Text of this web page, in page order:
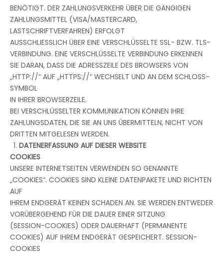
BENÖTIGT. DER ZAHLUNGSVERKEHR ÜBER DIE GÄNGIGEN
ZAHLUNGSMITTEL (VISA/MASTERCARD,
LASTSCHRIFTVERFAHREN) ERFOLGT
AUSSCHLIESSLICH ÜBER EINE VERSCHLÜSSELTE SSL- BZW. TLS-
VERBINDUNG. EINE VERSCHLÜSSELTE VERBINDUNG ERKENNEN
SIE DARAN, DASS DIE ADRESSZEILE DES BROWSERS VON
„HTTP://“ AUF „HTTPS://“ WECHSELT UND AN DEM SCHLOSS-
SYMBOL
IN IHRER BROWSERZEILE.
BEI VERSCHLÜSSELTER KOMMUNIKATION KÖNNEN IHRE
ZAHLUNGSDATEN, DIE SIE AN UNS ÜBERMITTELN, NICHT VON
DRITTEN MITGELESEN WERDEN.
DATENERFASSUNG AUF DIESER WEBSITE
COOKIES
UNSERE INTERNETSEITEN VERWENDEN SO GENANNTE
„COOKIES“. COOKIES SIND KLEINE DATENPAKETE UND RICHTEN
AUF
IHREM ENDGERÄT KEINEN SCHADEN AN. SIE WERDEN ENTWEDER
VORÜBERGEHEND FÜR DIE DAUER EINER SITZUNG
(SESSION-COOKIES) ODER DAUERHAFT (PERMANENTE
COOKIES) AUF IHREM ENDGERÄT GESPEICHERT. SESSION-
COOKIES